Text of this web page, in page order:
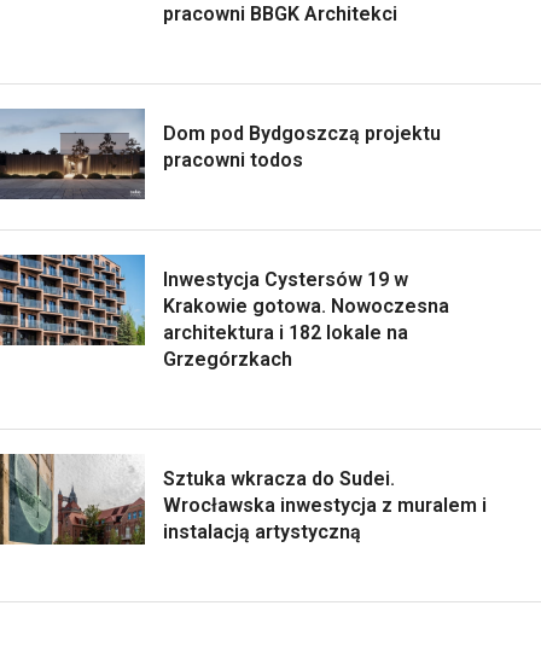
pracowni BBGK Architekci
Dom pod Bydgoszczą projektu
pracowni todos
Inwestycja Cystersów 19 w
Krakowie gotowa. Nowoczesna
architektura i 182 lokale na
Grzegórzkach
Sztuka wkracza do Sudei.
Wrocławska inwestycja z muralem i
instalacją artystyczną